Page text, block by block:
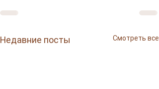
Недавние посты Смотреть все